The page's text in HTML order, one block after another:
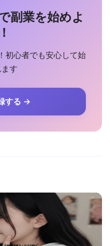
副業を始めよ
初心者でも安心して始
す
する →